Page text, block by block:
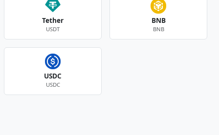
Tether
USDT
BNB
BNB
USDC
USDC